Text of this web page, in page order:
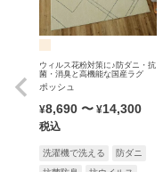
ウィルス花粉対策に♪防ダニ・抗
菌・消臭と高機能な国産ラグ
ポッシュ
¥8,690 〜 ¥14,300
税込
洗濯機で洗える
防ダニ